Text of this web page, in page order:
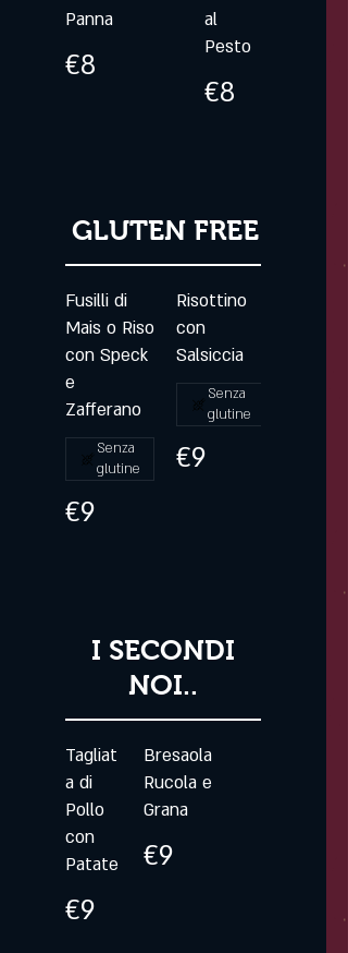
Panna
€8
al
Pesto
€8
GLUTEN FREE
Fusilli di
Mais o Riso
con Speck
e
Zafferano
€9
Senza
glutine
Risottino
con
Salsiccia
€9
Senza
glutine
I SECONDI
NOI..
Tagliat
a di
Pollo
con
Patate
€9
Bresaola
Rucola e
Grana
€9